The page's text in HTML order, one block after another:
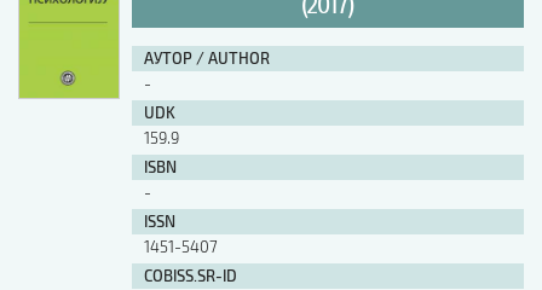
АУТОР / AUTHOR
-
UDK
159.9
ISBN
-
ISSN
1451-5407
COBISS.SR-ID